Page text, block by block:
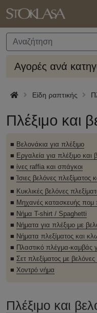
Αγορές ανά
Είδη ραπτικής
Πλέξιμο και
■ Βελονάκια για πλέξιμο
■ Εργαλεία για πλέξιμο και
■ ίνες raffia και σπάγκοι
■ Ίσιες βελόνες πλεξίματος
■ Κυκλικές βελόνες
■ Μηχανές κατασκευής πομ
■ Νήμα T-shirt / Spaghetti
■ Νήματα για πλέξιμο με
■ Νήματα πλεξίματος και
■
Πλαστικό πλέγμα-καμβάς
■ Σετ πλεξίματος με βελόνες
■ Χοντρό νήμα
Πλέξιμο και